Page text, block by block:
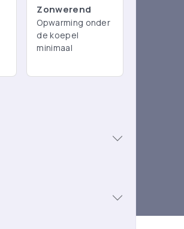
Zonwerend
Opwarming onder
de koepel
minimaal